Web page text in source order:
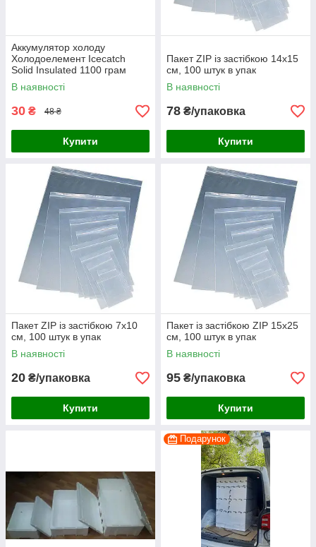
Аккумулятор холоду
Холодоелемент Icecatch
Solid Insulated 1100 грам
В наявності
30 ₴ 48 ₴
Купити
Пакет ZIP із застібкою 14х15
см, 100 штук в упак
В наявності
78 ₴/упаковка
Купити
Пакет ZIP із застібкою 7х10
см, 100 штук в упак
В наявності
20 ₴/упаковка
Купити
Пакет із застібкою ZIP 15х25
см, 100 штук в упак
В наявності
95 ₴/упаковка
Купити
Подарунок